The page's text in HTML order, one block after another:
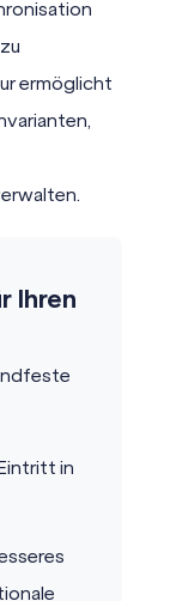
ermöglicht
Ihren
in